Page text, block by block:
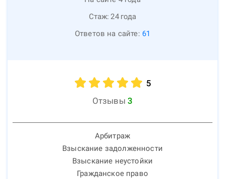
Стаж: 24 года
Ответов на сайте: 61
5
Отзывы 3
Арбитраж
Взыскание задолженности
Взыскание неустойки
Гражданское право